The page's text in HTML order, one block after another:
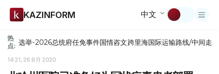
KAZINFORM 中文
热
点: 选举-2026总统府任免事件国情咨文跨里海国际运输路线/中间走廊
14:21, 26 8月 2020